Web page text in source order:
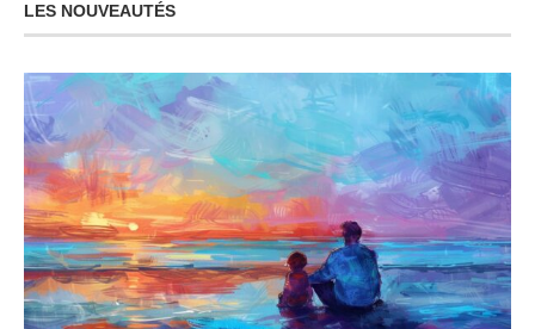
LES NOUVEAUTÉS